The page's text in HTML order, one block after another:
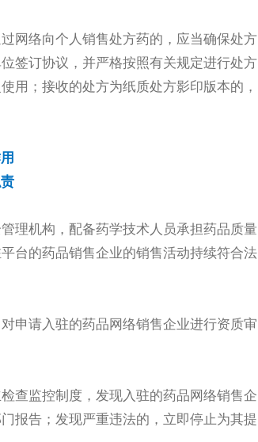
网络向个人销售处方药的，应当确保处方
签订协议，并严格按照有关规定进行处方
用；接收的处方为纸质处方影印版本的，
理机构，配备药学技术人员承担药品质量
台的药品销售企业的销售活动持续符合法
申请入驻的药品网络销售企业进行资质审
查监控制度，发现入驻的药品网络销售企
报告；发现严重违法的，立即停止为其提